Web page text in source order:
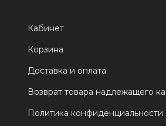
Кабинет
Корзина
Доставка и оплата
Возврат товара надлежащего
Политика конфиденциальности